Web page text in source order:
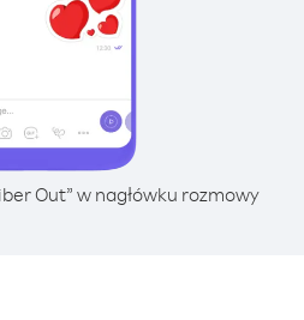
Out” w nagłówku rozmowy